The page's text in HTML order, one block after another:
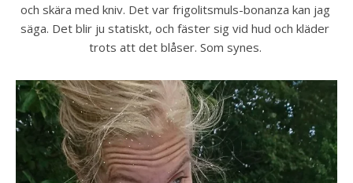
och skära med kniv. Det var frigolitsmuls-bonanza kan jag
säga. Det blir ju statiskt, och fäster sig vid hud och kläder
trots att det blåser. Som synes.